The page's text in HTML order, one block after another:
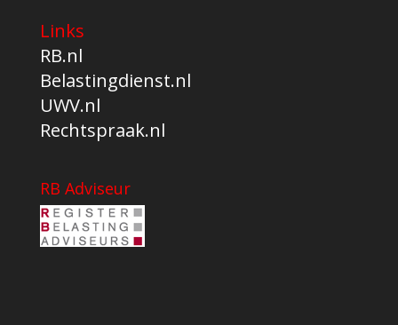
Links
RB.nl
Belastingdienst.nl
UWV.nl
Rechtspraak.nl
RB Adviseur